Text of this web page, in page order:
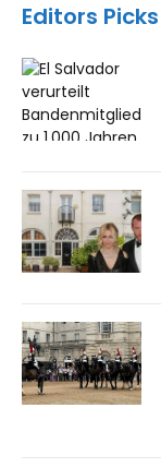
Editors Picks